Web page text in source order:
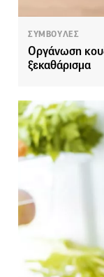
ΣΥΜΒΟΥΛΕΣ
Οργάνωση
ξεκαθάρισμα